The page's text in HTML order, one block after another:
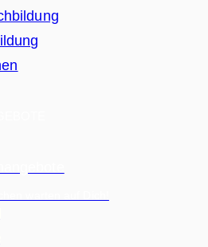
warten auf Dich!